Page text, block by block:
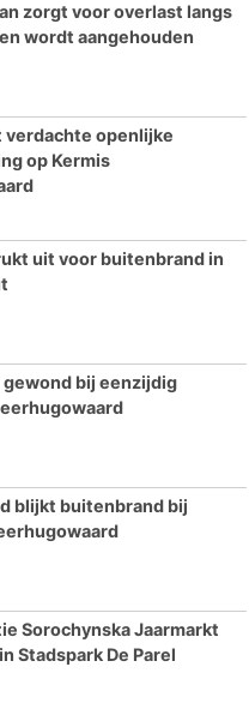
zorgt voor overlast langs
wordt aangehouden
verdachte openlijke
op Kermis
uit voor buitenbrand in
gewond bij eenzijdig
blijkt buitenbrand bij
Sorochynska Jaarmarkt
Stadspark De Parel